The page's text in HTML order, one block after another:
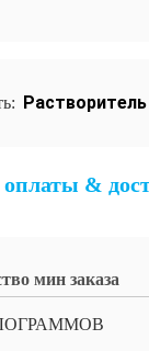
&
мин заказа